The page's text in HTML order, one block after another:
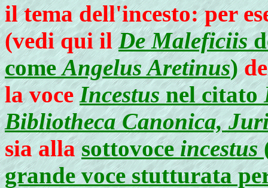
il tema dell'incesto: per
(vedi qui ilDe Maleficiis
comeAngelus Aretinus)
la voceIncestusnel citato
Bibliotheca Canonica,
sia allasottovoceincestus
grande voce stutturata